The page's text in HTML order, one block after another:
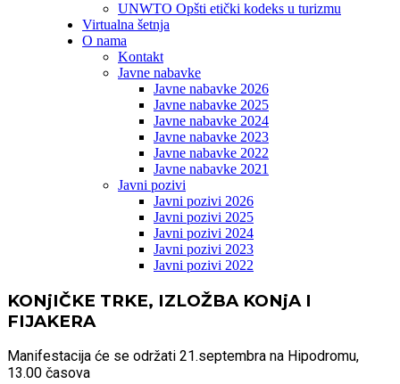
UNWTO Opšti etički kodeks u turizmu
Virtualna šetnja
O nama
Kontakt
Javne nabavke
Javne nabavke 2026
Javne nabavke 2025
Javne nabavke 2024
Javne nabavke 2023
Javne nabavke 2022
Javne nabavke 2021
Javni pozivi
Javni pozivi 2026
Javni pozivi 2025
Javni pozivi 2024
Javni pozivi 2023
Javni pozivi 2022
KONjIČKE TRKE, IZLOŽBA KONjA I
FIJAKERA
Manifestacija će se održati 21.septembra na Hipodromu,
13.00 časova